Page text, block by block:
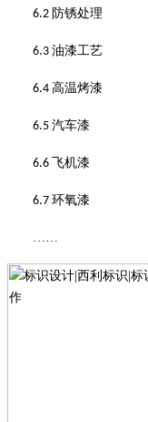
6.2 防锈处理
6.3 油漆工艺
6.4 高温烤漆
6.5 汽车漆
6.6 飞机漆
6.7 环氧漆